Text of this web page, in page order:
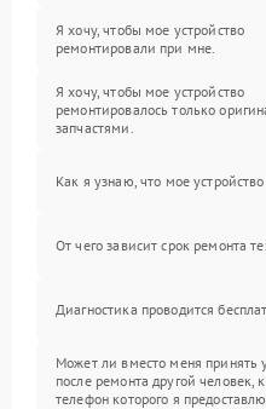
Я хочу, чтобы мое устройство
ремонтировали при мне.
Я хочу, чтобы мое устройство
ремонтировалось только
запчастями.
Как я узнаю, что мое устройство
От чего зависит срок ремонта
Диагностика проводится
Может ли вместо меня принять
после ремонта другой человек,
телефон которого я